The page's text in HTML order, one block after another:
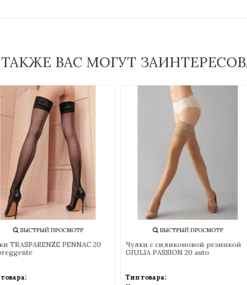
ТАКЖЕ ВАС МОГУТ
БЫСТРЫЙ ПРОСМОТР
Чулки TRASPARENZE PENNAC 20
Autoreggente
Тип товара:
БЫСТРЫЙ ПРОСМОТР
Чулки с силиконовой
GIULIA PASSION 20 auto
Тип товара: